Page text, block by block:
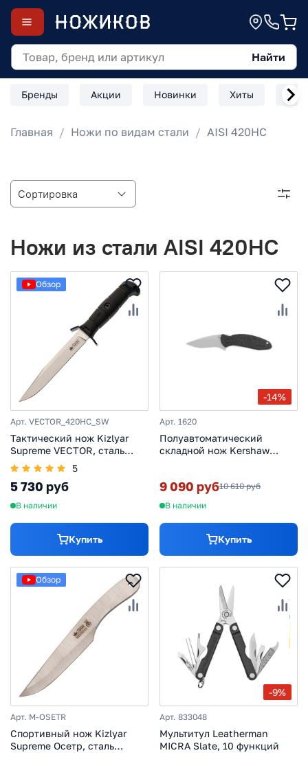
Найти
Бренды Акции Новинки Хиты
Главная Ножи по видам стали AISI 420HC
Ножи из стали AISI 420HC
Обзор
Арт. VECTOR_420HC_SW
Тактический нож Kizlyar
Supreme VECTOR, сталь
420HC SW, рукоять кратон
5
5 730 руб
В наличии
Купить
-14%
Арт. 1620
Полуавтоматический
складной нож Kershaw
9 090 руб10 610 руб
В наличии
Купить
Обзор
Арт. M-OSETR
Спортивный нож Kizlyar
Supreme Осетр, сталь
-9%
Арт. 833048
Мультитул Leatherman
MICRA Slate, 10 функций